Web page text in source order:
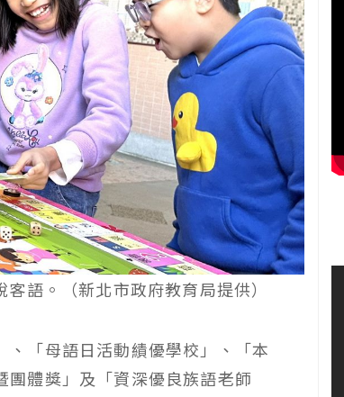
語。（新北市政府教育局提供）
「母語日活動績優學校」、「本
團體獎」及「資深優良族語老師